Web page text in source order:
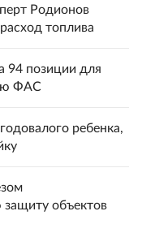
Родионов
топлива
94 позиции для
ФАС
ребенка,
защиту объектов